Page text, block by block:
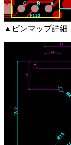
▲ピンマップ詳細